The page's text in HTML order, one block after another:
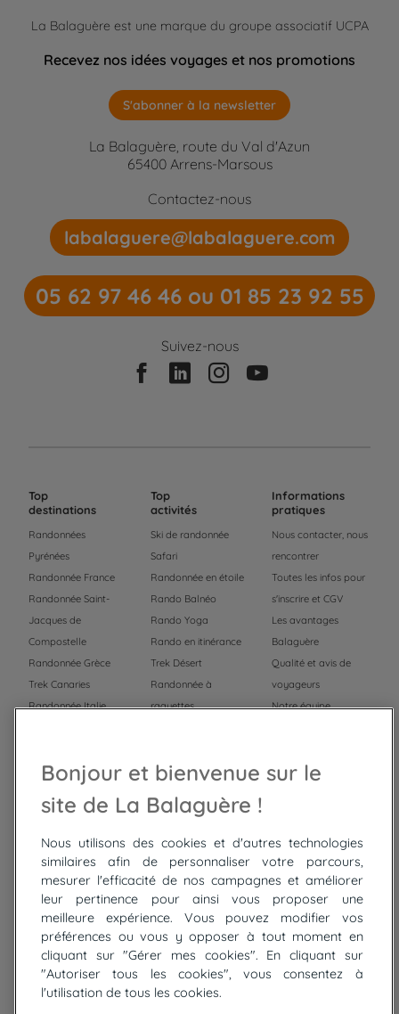
La Balaguère est une marque du groupe associatif UCPA
Recevez nos idées voyages et nos promotions
S'abonner à la newsletter
La Balaguère, route du Val d'Azun
65400 Arrens-Marsous
Contactez-nous
labalaguere@labalaguere.com
05 62 97 46 46 ou 01 85 23 92 55
Suivez-nous
Top
destinations
Randonnées
Pyrénées
Randonnée France
Randonnée Saint-
Jacques de
Compostelle
Randonnée Grèce
Trek Canaries
Randonnée Italie
Trek Mauritanie
Top
activités
Ski de randonnée
Safari
Randonnée en étoile
Rando Balnéo
Rando Yoga
Rando en itinérance
Trek Désert
Randonnée à
raquettes
Trek
Informations
pratiques
Nous contacter, nous
rencontrer
Toutes les infos pour
s'inscrire et CGV
Les avantages
Balaguère
Qualité et avis de
voyageurs
Notre équipe
Top
circuits
Tour du lac de Constance à vélo
Cyclades : Amorgos et Naxos
Randonnée aux Bardenas Reales
De Collioure à Cadaquès à pied
Découverte des trésors de Madère
Rando Réunion en douceur
Bonjour et bienvenue sur le
site de La Balaguère !
Nous utilisons des cookies et d'autres technologies
similaires afin de personnaliser votre parcours,
mesurer l'efficacité de nos campagnes et améliorer
leur pertinence pour ainsi vous proposer une
meilleure expérience. Vous pouvez modifier vos
préférences ou vous y opposer à tout moment en
cliquant sur "Gérer mes cookies". En cliquant sur
"Autoriser tous les cookies", vous consentez à
l'utilisation de tous les cookies.